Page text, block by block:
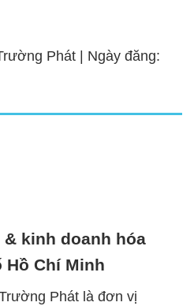
Phát | Ngày đăng:
kinh doanh hóa
Hồ Chí Minh
Phát là đơn vị